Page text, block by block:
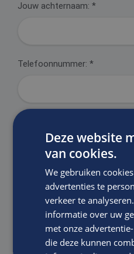
Jouw achternaam: *
Telefoonnummer: *
Deze website
van cookies.
We gebruiken
advertenties te
verkeer te
informatie over uw
met onze
die deze kunnen